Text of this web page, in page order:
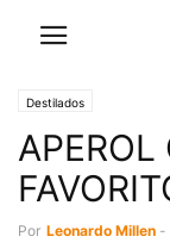
Destilados
APEROL
Por Leonardo Millen -